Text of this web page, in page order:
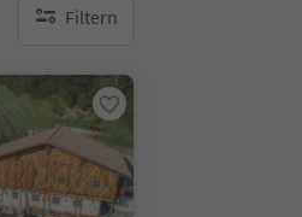
Filtern
keine aktiven Filte